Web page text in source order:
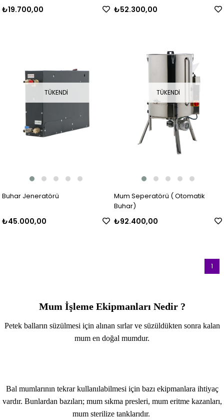
₺19.700,00 ₺52.300,00
TÜKENDI
Buhar Jeneratörü
₺45.000,00
TÜKENDI
Mum Seperatörü ( Otomatik
Buhar)
₺92.400,00
1
Mum İşleme Ekipmanları Nedir ?
Petek balların süzülmesi için alınan sırlar ve süzüldükten sonra kalan
mum en doğal mumdur.
Bal mumlarının tekrar kullanılabilmesi için bazı ekipmanlara ihtiyaç
vardır. Bunlardan bazıları; mum sıkma presleri, mum eritme kazanları,
mum sterilize tanklarıdır.